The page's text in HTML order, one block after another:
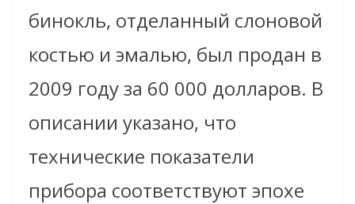
бинокль, отделанный слоновой
костью и эмалью, был продан в
2009 году за 60 000 долларов. В
описании указано, что
технические показатели
прибора соответствуют эпохе